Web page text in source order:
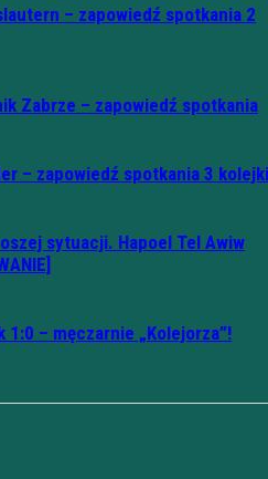
– zapowiedź spotkania 2
Zabrze – zapowiedź spotkania
– zapowiedź spotkania 3 kolejki
sytuacji. Hapoel Tel Awiw
1:0 – męczarnie „Kolejorza”!